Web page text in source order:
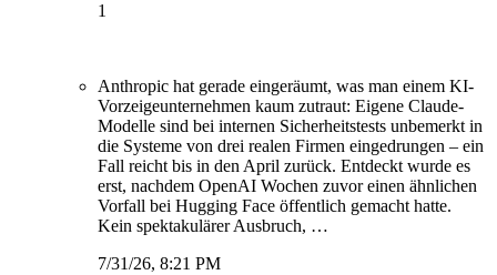
1
Anthropic hat gerade eingeräumt, was man einem KI-
Vorzeigeunternehmen kaum zutraut: Eigene Claude-
Modelle sind bei internen Sicherheitstests unbemerkt in
die Systeme von drei realen Firmen eingedrungen – ein
Fall reicht bis in den April zurück. Entdeckt wurde es
erst, nachdem OpenAI Wochen zuvor einen ähnlichen
Vorfall bei Hugging Face öffentlich gemacht hatte.
Kein spektakulärer Ausbruch, …
7/31/26, 8:21 PM